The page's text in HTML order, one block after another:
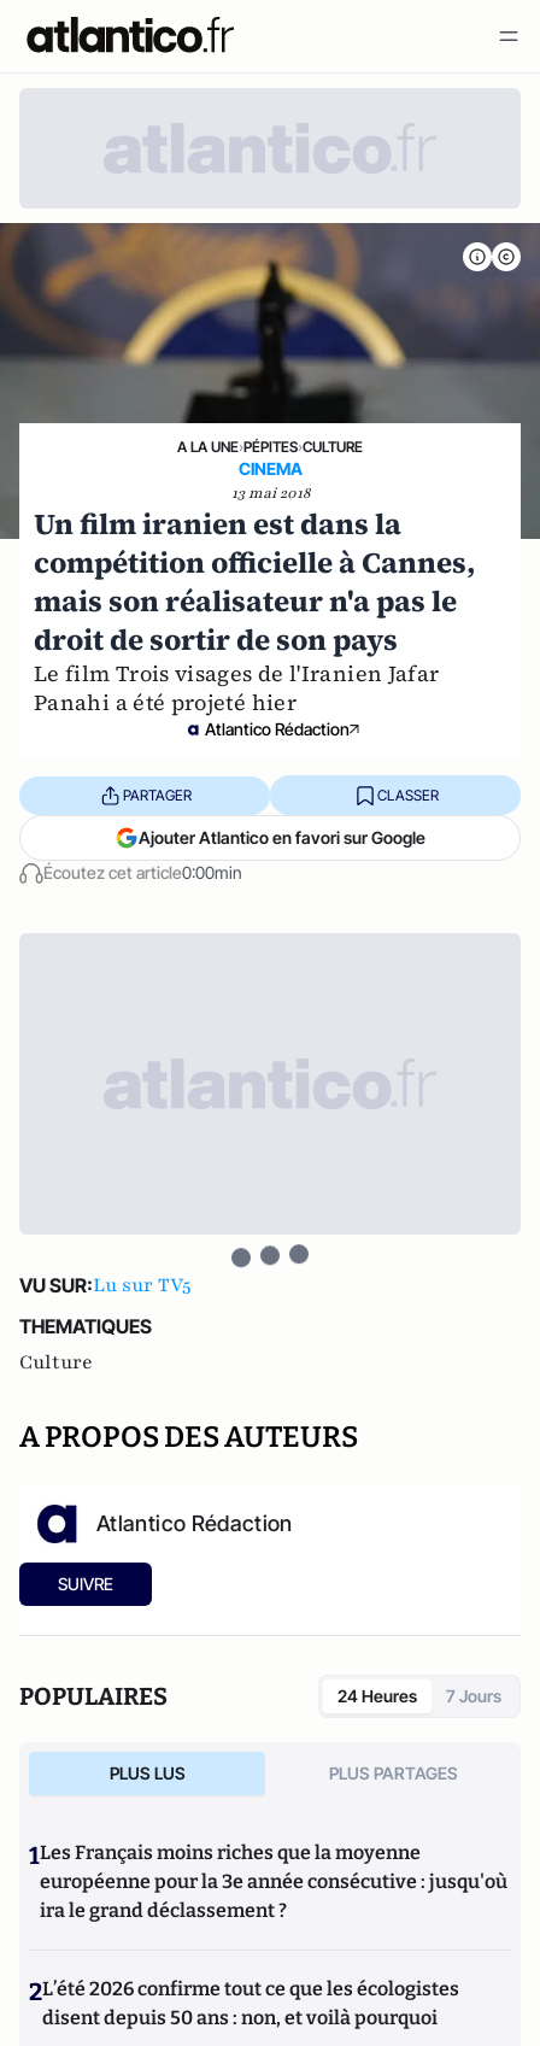
A LA UNE›PÉPITES›CULTURE
CINEMA
13 mai 2018
Un film iranien est dans la
compétition officielle à Cannes,
mais son réalisateur n'a pas le
droit de sortir de son pays
Le film Trois visages de l'Iranien Jafar
Panahi a été projeté hier
Atlantico Rédaction
Écoutez cet article0:00min
PARTAGER CLASSER
Ajouter Atlantico en favori sur Google
VU SUR:Lu sur TV5
THEMATIQUES
Culture
A PROPOS DES AUTEURS
Atlantico Rédaction
SUIVRE
POPULAIRES 24 Heures 7 Jours
PLUS LUS PLUS PARTAGES
1Les Français moins riches que la moyenne
européenne pour la 3e année consécutive : jusqu'où
ira le grand déclassement ?
2L’été 2026 confirme tout ce que les écologistes
disent depuis 50 ans : non, et voilà pourquoi